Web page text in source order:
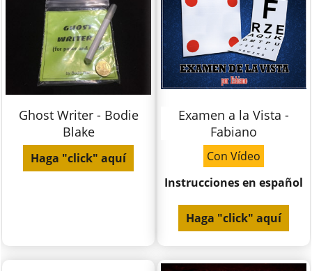
Ghost Writer - Bodie
Blake
Haga "click" aquí
Examen a la Vista -
Fabiano
Con Vídeo
Instrucciones en español
Haga "click" aquí